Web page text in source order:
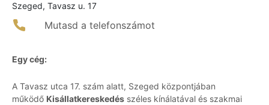
Szeged, Tavasz u. 17
Mutasd a telefonszámot
Egy cég:
A Tavasz utca 17. szám alatt, Szeged központjában
működő Kisállatkereskedés széles kínálatával és szakmai